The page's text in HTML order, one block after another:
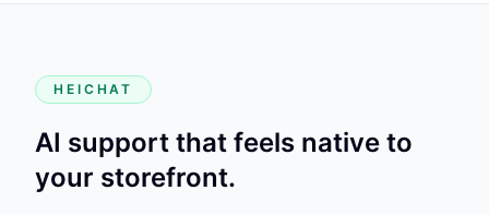
HEICHAT
AI support that feels native to
your storefront.